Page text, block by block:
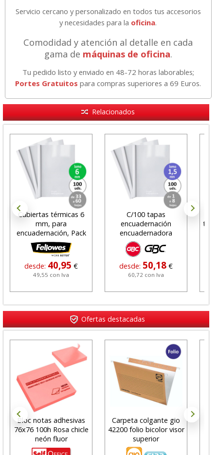
Servicio cercano y personalizado en todos tus accesorios
y necesidades para la oficina.
Comodidad y atención al detalle en cada
gama de máquinas de oficina.
Tu pedido listo y enviado en 48-72 horas laborables;
Portes Gratuitos para compras superiores a 69 Euros.
Relacionados
Cubiertas térmicas 6
mm, para
encuadernación, Pack
100
desde: 40,95 €
49,55 con Iva
C/100 tapas
encuadernación
encuadernadora
térmica 1 a 8 hjs
desde: 50,18 €
60,72 con Iva
Ofertas destacadas
Bloc notas adhesivas
76x76 100h Rosa chicle
neón fluor
Carpeta colgante gio
42200 folio bicolor visor
superior